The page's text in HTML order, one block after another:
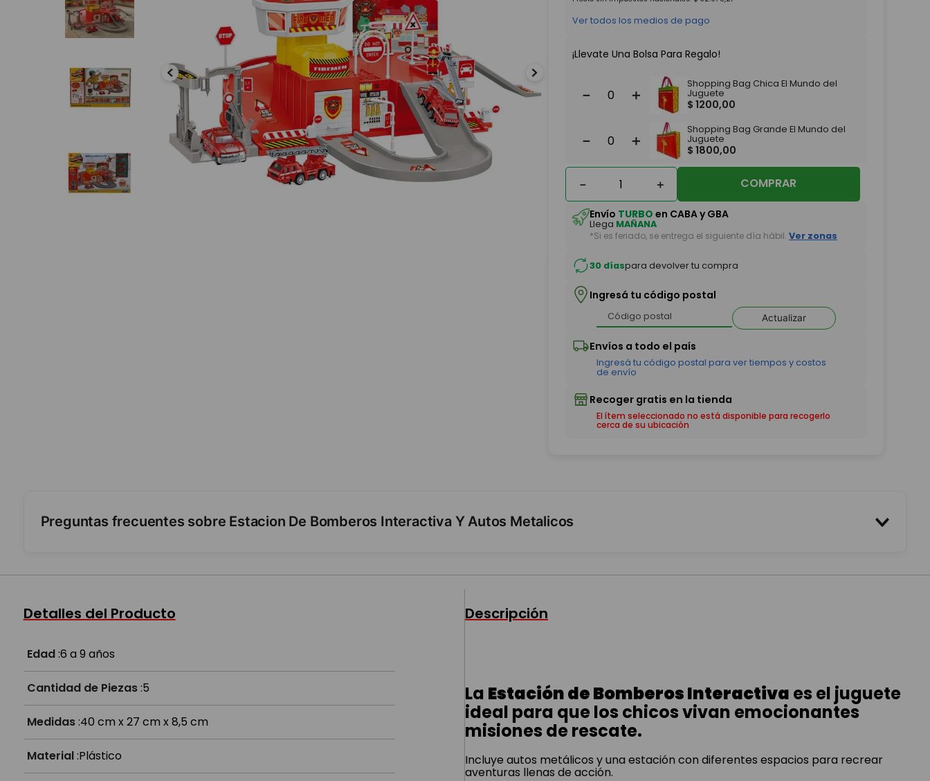
Ver todos los medios de pago
¡Llevate Una Bolsa Para Regalo!
＋
－
Shopping Bag Chica El Mundo del
Juguete
$ 1200,00
＋
－
Shopping Bag Grande El Mundo del
Juguete
$ 1800,00
＋
－ COMPRAR
Envío TURBO en CABA y GBA
Llega MAÑANA
*Si es feriado, se entrega el siguiente día hábil. Ver zonas
30 díaspara devolver tu compra
Ingresá tu código postal
Actualizar
El ítem seleccionado no está disponible para recogerlo
cerca de su ubicación
Preguntas frecuentes sobre Estacion De Bomberos Interactiva Y Autos Metalicos
¿A partir de qué edad es?
Detalles del Producto
Edad:6 a 9 años
Cantidad de Piezas:5
Medidas:40 cm x 27 cm x 8,5 cm
Material:Plástico
Descripción
La Estación de Bomberos Interactiva es el juguete
ideal para que los chicos vivan emocionantes
misiones de rescate.
Incluye autos metálicos y una estación con diferentes espacios para recrear
aventuras llenas de acción.